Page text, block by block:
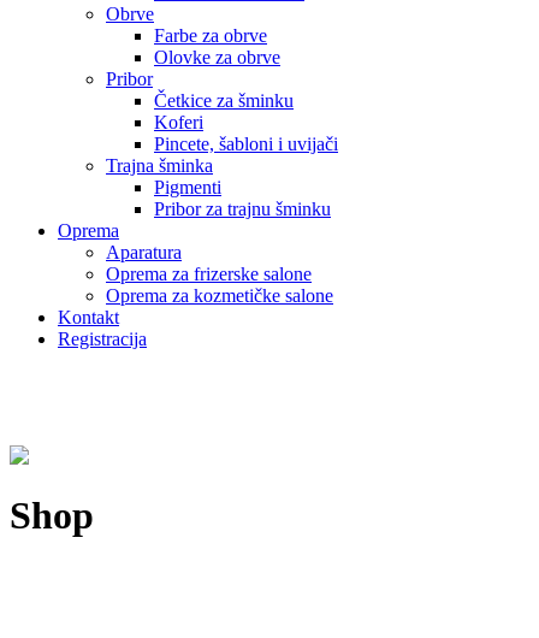
Obrve
Farbe za obrve
Olovke za obrve
Pribor
Četkice za šminku
Koferi
Pincete, šabloni i uvijači
Trajna šminka
Pigmenti
Pribor za trajnu šminku
Oprema
Aparatura
Oprema za frizerske salone
Oprema za kozmetičke salone
Kontakt
Registracija
Shop